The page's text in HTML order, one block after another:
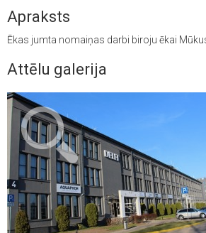
Apraksts
Ēkas jumta nomaiņas darbi biroju ēkai
Attēlu galerija